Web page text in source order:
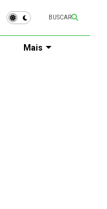
BUSCAR
Mais